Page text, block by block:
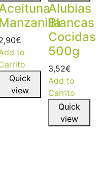
Manzanilla
€
to
Quick
view
Alubias
Blancas
Cocidas
500g
3,52€
Add to
Carrito
Quick
view